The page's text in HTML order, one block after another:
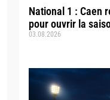
National 1 : Caen
pour ouvrir la
03.08.2026